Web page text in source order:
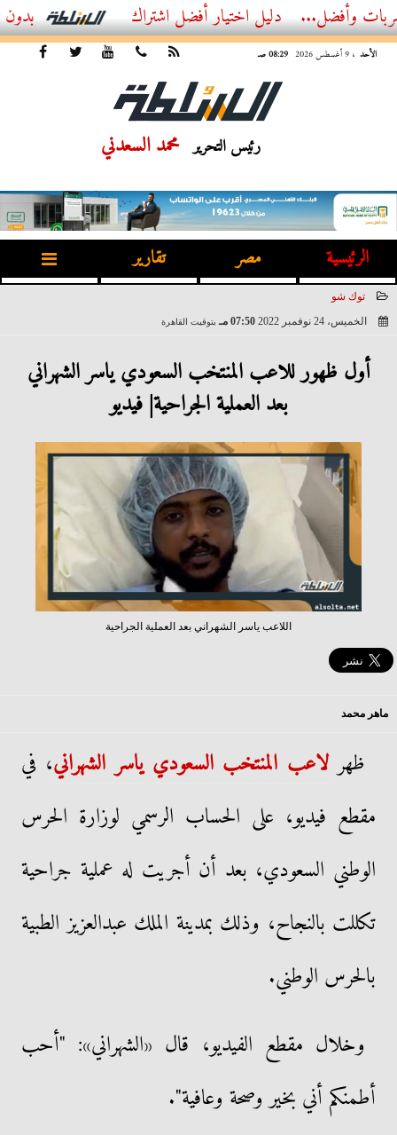
أفضل اشتراك IPTV بدون تقطيع 2026 – دليل المشاهد العصري
الأحد ، 9 أغسطس 2026 08:29 صـ
رئيس التحرير محمد السعدني
الرئيسية مصر تقارير
توك شو
الخميس، 24 نوفمبر 2022
07:50 مـ بتوقيت القاهرة
أول ظهور للاعب المنتخب السعودي ياسر الشهراني
بعد العملية الجراحية| فيديو
اللاعب ياسر الشهراني بعد العملية الجراحية
ماهر محمد
ظهرلاعب المنتخب السعودي ياسر الشهراني، في
مقطع فيديو، على الحساب الرسمي لوزارة الحرس
الوطني السعودي، بعد أن أجريت له عملية جراحية
تكللت بالنجاح، وذلك بمدينة الملك عبدالعزيز الطبية
بالحرس الوطني.
وخلال مقطع الفيديو، قال «الشهراني»: "أحب
أطمنكم أني بخير وصحة وعافية".